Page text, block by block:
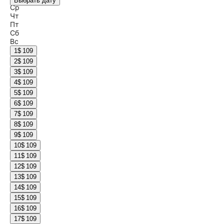
Ср
Чт
Пт
Сб
Вс
1$ 109
2$ 109
3$ 109
4$ 109
5$ 109
6$ 109
7$ 109
8$ 109
9$ 109
10$ 109
11$ 109
12$ 109
13$ 109
14$ 109
15$ 109
16$ 109
17$ 109